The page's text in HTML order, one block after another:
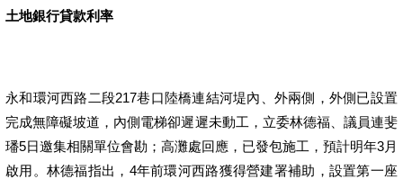
土地銀行貸款利率
永和環河西路二段217巷口陸橋連結河堤內、外兩側，外側已設置
完成無障礙坡道，內側電梯卻遲遲未動工，立委林德福、議員連斐
璠5日邀集相關單位會勘；高灘處回應，已發包施工，預計明年3月
啟用。林德福指出，4年前環河西路獲得營建署補助，設置第一座